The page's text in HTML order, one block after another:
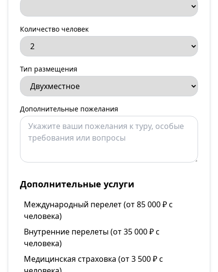
Количество человек
Тип размещения
Дополнительные пожелания
Дополнительные услуги
Международный перелет (от 85 000 ₽ с
человека)
Внутренние перелеты (от 35 000 ₽ с
человека)
Медицинская страховка (от 3 500 ₽ с